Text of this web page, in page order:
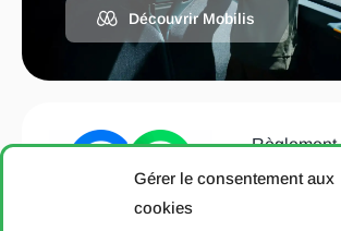
Gérer le consentement aux
cookies
Règlement
T651.22
Découvrir Mobilis